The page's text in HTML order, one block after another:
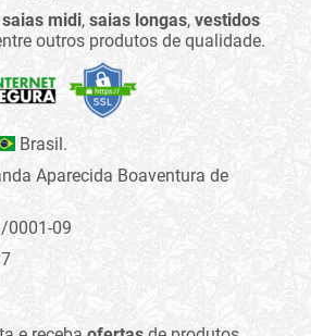
saias midi, saias longas, vestidos
outros produtos de qualidade.
Brasil.
Aparecida Boaventura de
0001-09